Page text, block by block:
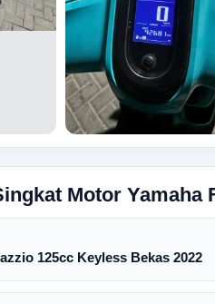
Motor Yamaha
125cc Keyless Bekas 2022